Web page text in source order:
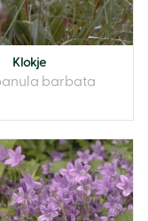
Klokje
barbata